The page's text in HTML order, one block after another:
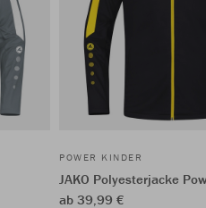
POWER KINDER
JAKO Polyesterjacke
ab 39,99 €